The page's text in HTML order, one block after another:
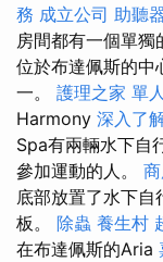
務 成立公司 助聽
房間都有一個單
位於布達佩斯的中
一。 護理之家 單
Harmony 深入了
Spa有兩輛水下自
參加運動的人。
底部放置了水下自
板。 除蟲 養生村
在布達佩斯的Aria